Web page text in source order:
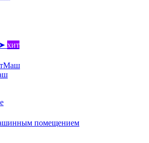
хит
помещением